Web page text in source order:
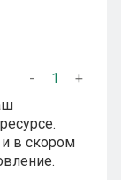
- 1
+
в скором